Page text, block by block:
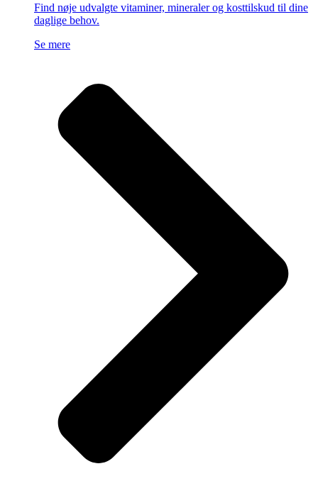
Find nøje udvalgte vitaminer, mineraler og kosttilskud til dine
daglige behov.
Se mere